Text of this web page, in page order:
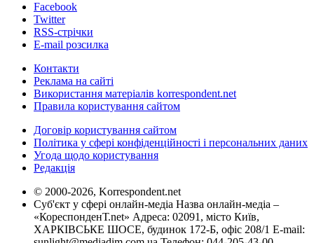
Facebook
Twitter
RSS-стрічки
E-mail розсилка
Контакти
Реклама на сайті
Використання матеріалів korrespondent.net
Правила користування сайтом
Договір користування сайтом
Політика у сфері конфіденційності і персональних даних
Угода щодо користування
Редакція
© 2000-2026, Korrespondent.net
Суб'єкт у сфері онлайн-медіа Назва онлайн-медіа –
«КореспонденТ.net» Адреса: 02091, місто Київ,
ХАРКІВСЬКЕ ШОСЕ, будинок 172-Б, офіс 208/1 E-mail: